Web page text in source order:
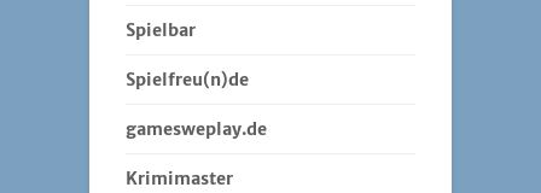
Spielbar
Spielfreu(n)de
gamesweplay.de
Krimimaster